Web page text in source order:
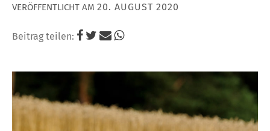
20. AUGUST 2020
Beitrag teilen: